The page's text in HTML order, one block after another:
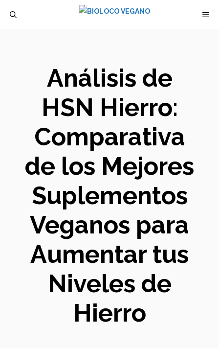
Análisis de
HSN Hierro:
Comparativa
de los Mejores
Suplementos
Veganos para
Aumentar tus
Niveles de
Hierro